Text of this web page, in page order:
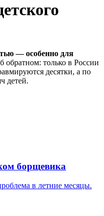
— особенно для
обратном: только в России
десятки, а по
детей.
борщевика
в летние месяцы.